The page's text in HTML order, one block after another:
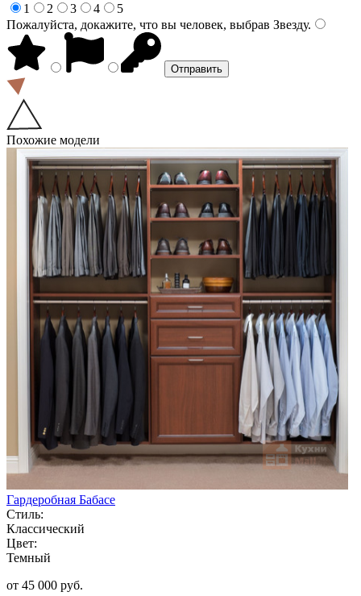
1
2 3 4
5
Пожалуйста, докажите, что вы человек, выбрав Звезду.
Похожие модели
Гардеробная Бабасе
Стиль:
Классический
Цвет:
Темный
от 45 000 руб.